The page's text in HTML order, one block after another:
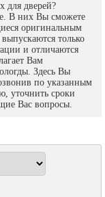
для дверей?
В них Вы сможете
оригинальным
только
и отличаются
Вам
Здесь Вы
по указанным
уточнить сроки
Вас вопросы.